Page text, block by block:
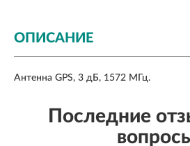
ОПИСАНИЕ
Антенна GPS, 3 дБ, 1572 МГц.
Последние